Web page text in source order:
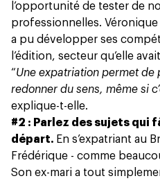
l’opportunité de tester de
professionnelles. Véronique
a pu développer ses
l’édition, secteur qu’elle
“Une expatriation permet de
redonner du sens, même si
explique-t-elle.
#2 : Parlez des sujets qui
départ. En s’expatriant au
Frédérique - comme
Son ex-mari a tout